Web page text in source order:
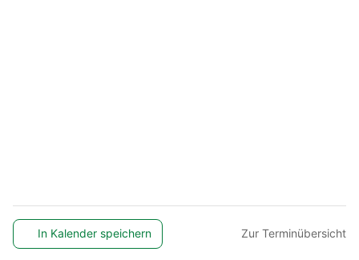
In Kalender speichern Zur Terminübersicht